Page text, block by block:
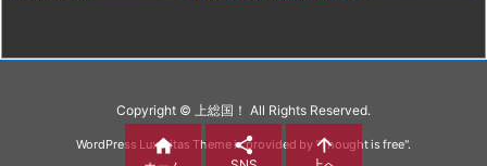
Copyright © 上総国！ All Rights Reserved.
WordPress Luxeritas Theme is provided by "Thought is free".
  